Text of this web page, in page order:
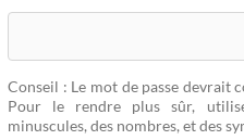
Conseil : Le mot de passe devrait
Pour le rendre plus sûr,
minuscules, des nombres, et des